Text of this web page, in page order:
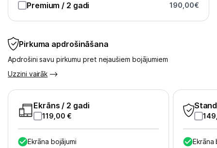
Pirkuma apdrošināšana
Apdrošini savu pirkumu pret nejaušiem bojājumiem
Uzzini vairāk
Ekrāns / 2 gadi
119,00 €
Ekrāna bojājumi
Ekrāna
Premium / 2 gadi 190,00€